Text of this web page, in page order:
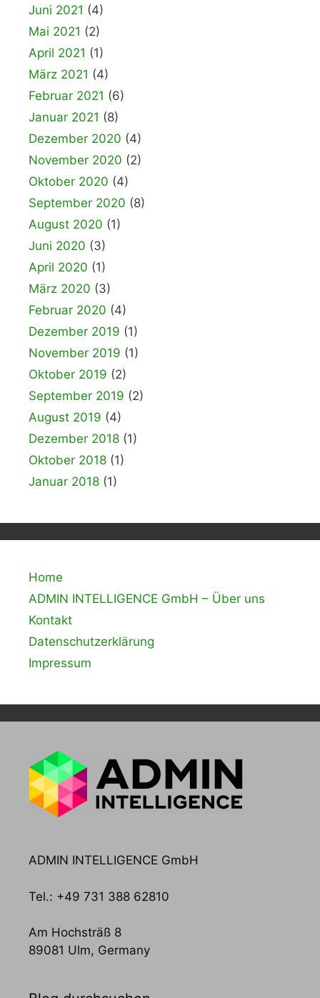
Juni 2021 (4)
Mai 2021 (2)
April 2021 (1)
März 2021 (4)
Februar 2021 (6)
Januar 2021 (8)
Dezember 2020 (4)
November 2020 (2)
Oktober 2020 (4)
September 2020 (8)
August 2020 (1)
Juni 2020 (3)
April 2020 (1)
März 2020 (3)
Februar 2020 (4)
Dezember 2019 (1)
November 2019 (1)
Oktober 2019 (2)
September 2019 (2)
August 2019 (4)
Dezember 2018 (1)
Oktober 2018 (1)
Januar 2018 (1)
Home
ADMIN INTELLIGENCE GmbH – Über uns
Kontakt
Datenschutzerklärung
Impressum
ADMIN INTELLIGENCE GmbH
Tel.: +49 731 388 62810
Am Hochsträß 8
89081 Ulm, Germany